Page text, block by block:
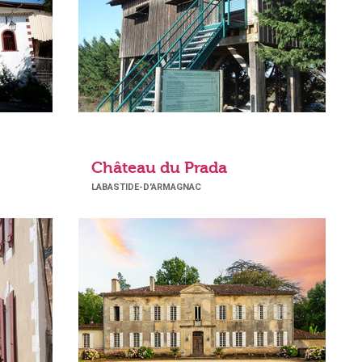
Château du Prada
LABASTIDE-D'ARMAGNAC